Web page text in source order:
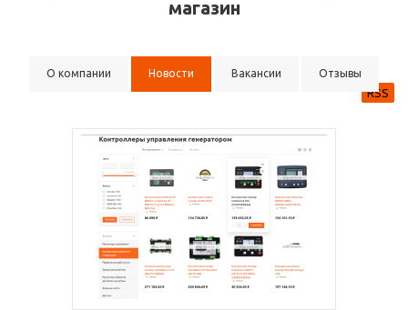
магазин
О компании Новости Вакансии Отзывы
RSS